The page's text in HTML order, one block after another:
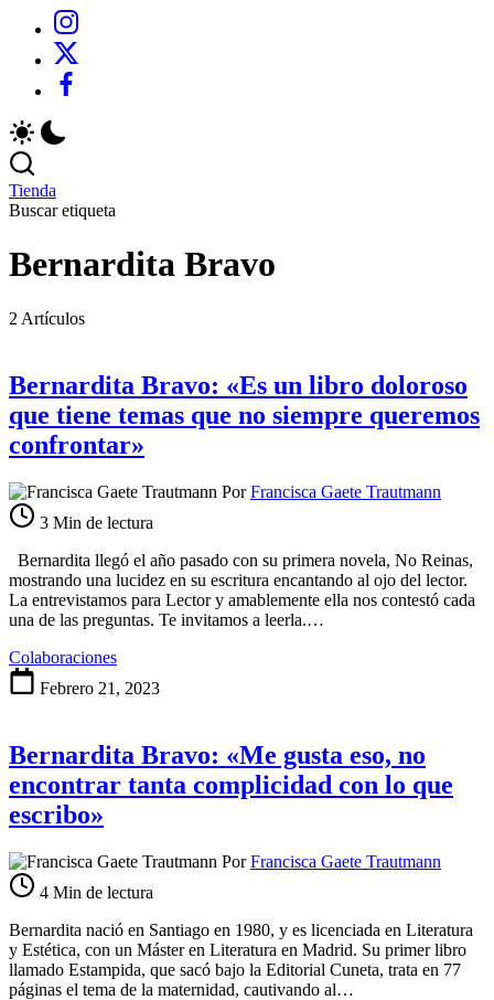
Instagram
X
Facebook
Tienda
Buscar etiqueta
Bernardita Bravo
2 Artículos
Bernardita Bravo: «Es un libro doloroso
que tiene temas que no siempre queremos
confrontar»
Por Francisca Gaete Trautmann
3 Min de lectura
Bernardita llegó el año pasado con su primera novela, No Reinas,
mostrando una lucidez en su escritura encantando al ojo del lector.
La entrevistamos para Lector y amablemente ella nos contestó cada
una de las preguntas. Te invitamos a leerla.…
Colaboraciones
Febrero 21, 2023
Bernardita Bravo: «Me gusta eso, no
encontrar tanta complicidad con lo que
escribo»
Por Francisca Gaete Trautmann
4 Min de lectura
Bernardita nació en Santiago en 1980, y es licenciada en Literatura
y Estética, con un Máster en Literatura en Madrid. Su primer libro
llamado Estampida, que sacó bajo la Editorial Cuneta, trata en 77
páginas el tema de la maternidad, cautivando al…